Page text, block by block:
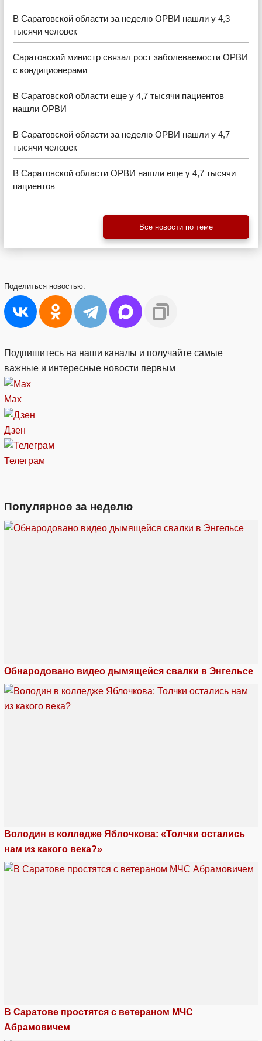
В Саратовской области за неделю ОРВИ нашли у 4,3
тысячи человек
Саратовский министр связал рост заболеваемости ОРВИ
с кондиционерами
В Саратовской области еще у 4,7 тысячи пациентов
нашли ОРВИ
В Саратовской области за неделю ОРВИ нашли у 4,7
тысячи человек
В Саратовской области ОРВИ нашли еще у 4,7 тысячи
пациентов
Все новости по теме
Поделиться новостью:
Подпишитесь на наши каналы и получайте самые
важные и интересные новости первым
Max
Дзен
Телеграм
Популярное за неделю
Обнародовано видео дымящейся свалки в Энгельсе
Володин в колледже Яблочкова: «Толчки остались
нам из какого века?»
В Саратове простятся с ветераном МЧС
Абрамовичем